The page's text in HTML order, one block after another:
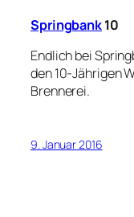
Springbank10
Endlich bei
den 10-Jährigen
Brennerei.
9. Januar 2016